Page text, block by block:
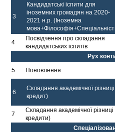
3
Кандидатські іспити для
іноземних громадян на 2020-
2021 н.р. (Іноземна
4
Посвідчення про складання
кандидатських іспитів
Рух
5
Поновлення
6
Складання академічної різниці
кредит)
7
Складання академічної різниці
кредити)